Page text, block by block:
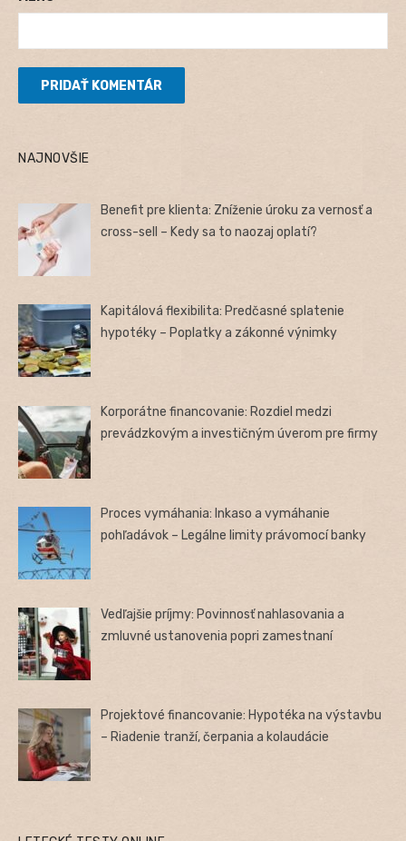
NAJNOVŠIE
Benefit pre klienta: Zníženie úroku za vernosť a
cross-sell – Kedy sa to naozaj oplatí?
Kapitálová flexibilita: Predčasné splatenie
hypotéky – Poplatky a zákonné výnimky
Korporátne financovanie: Rozdiel medzi
prevádzkovým a investičným úverom pre firmy
Proces vymáhania: Inkaso a vymáhanie
pohľadávok – Legálne limity právomocí banky
Vedľajšie príjmy: Povinnosť nahlasovania a
zmluvné ustanovenia popri zamestnaní
Projektové financovanie: Hypotéka na výstavbu
– Riadenie tranží, čerpania a kolaudácie